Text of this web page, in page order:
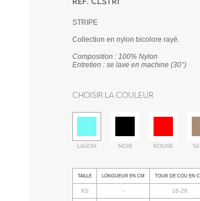
STRIPE
Collection en nylon bicolore rayé.
Composition : 100% Nylon
Entretien : se lave en machine (30°)
Choisir la couleur
LAGON NOIR ROUGE
TAILLE LONGUEUR EN CM TOUR DE COU EN
XS - 18-28